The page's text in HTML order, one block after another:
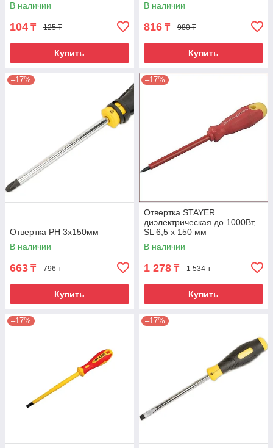
В наличии
104 ₸ 125 ₸
Купить
В наличии
816 ₸ 980 ₸
Купить
–17%
Отвертка РН 3х150мм
В наличии
663 ₸ 796 ₸
Купить
–17%
Отвертка STAYER
диэлектрическая до 1000Вт,
SL 6,5 х 150 мм
В наличии
1 278 ₸ 1 534 ₸
Купить
–17% –17%